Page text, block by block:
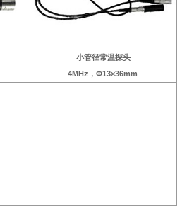
小管径常温探头
4MHz，Φ13×36mm